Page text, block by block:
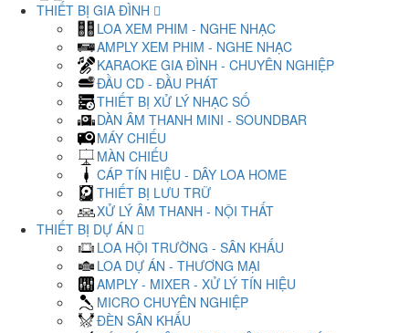
THIẾT BỊ GIA ĐÌNH
LOA XEM PHIM - NGHE NHẠC
AMPLY XEM PHIM - NGHE NHẠC
KARAOKE GIA ĐÌNH - CHUYÊN NGHIỆP
ĐẦU CD - ĐẦU PHÁT
THIẾT BỊ XỬ LÝ NHẠC SỐ
DÀN ÂM THANH MINI - SOUNDBAR
MÁY CHIẾU
MÀN CHIẾU
CÁP TÍN HIỆU - DÂY LOA HOME
THIẾT BỊ LƯU TRỮ
XỬ LÝ ÂM THANH - NỘI THẤT
THIẾT BỊ DỰ ÁN
LOA HỘI TRƯỜNG - SÂN KHẤU
LOA DỰ ÁN - THƯƠNG MẠI
AMPLY - MIXER - XỬ LÝ TÍN HIỆU
MICRO CHUYÊN NGHIỆP
ĐÈN SÂN KHẤU